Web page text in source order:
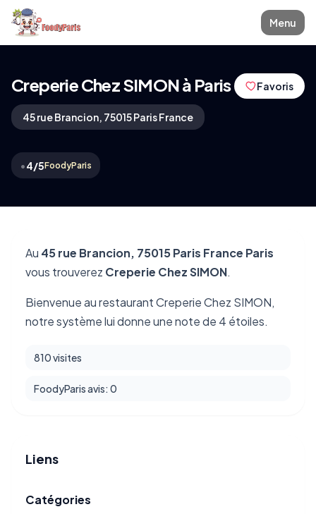
Menu
Creperie Chez SIMON à Paris
45 rue Brancion, 75015 Paris France
•4/5FoodyParis
Favoris
Au 45 rue Brancion, 75015 Paris France Paris
vous trouverez Creperie Chez SIMON.
Bienvenue au restaurant Creperie Chez SIMON,
notre système lui donne une note de 4 étoiles.
810 visites
FoodyParis avis: 0
Liens
Catégories